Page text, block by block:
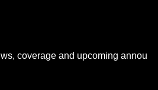
coverage and upcoming annou